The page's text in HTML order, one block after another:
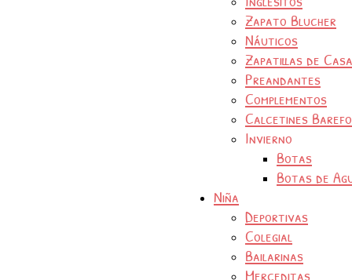
Zapato Blucher
Náuticos
Zapatillas de Casa
Preandantes
Complementos
Calcetines
Invierno
Botas
Botas de
Niña
Deportivas
Colegial
Bailarinas
Merceditas